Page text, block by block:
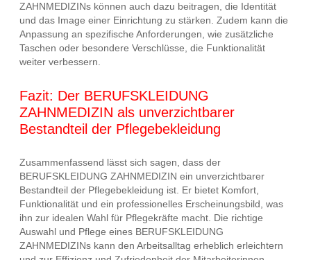
ZAHNMEDIZINs können auch dazu beitragen, die Identität
und das Image einer Einrichtung zu stärken. Zudem kann die
Anpassung an spezifische Anforderungen, wie zusätzliche
Taschen oder besondere Verschlüsse, die Funktionalität
weiter verbessern.
Fazit: Der BERUFSKLEIDUNG
ZAHNMEDIZIN als unverzichtbarer
Bestandteil der Pflegebekleidung
Zusammenfassend lässt sich sagen, dass der
BERUFSKLEIDUNG ZAHNMEDIZIN ein unverzichtbarer
Bestandteil der Pflegebekleidung ist. Er bietet Komfort,
Funktionalität und ein professionelles Erscheinungsbild, was
ihn zur idealen Wahl für Pflegekräfte macht. Die richtige
Auswahl und Pflege eines BERUFSKLEIDUNG
ZAHNMEDIZINs kann den Arbeitsalltag erheblich erleichtern